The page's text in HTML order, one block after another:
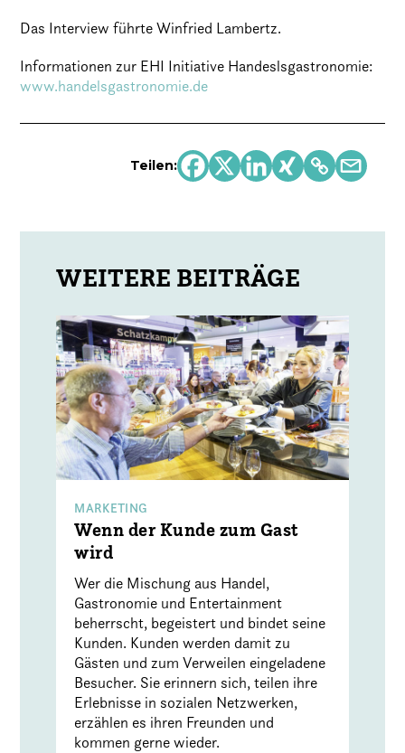
Das Interview führte Winfried Lambertz.
Informationen zur EHI Initiative Handeslsgastronomie:
www.handelsgastronomie.de
Teilen:
MARKETING
Wenn der Kunde zum Gast
wird
Wer die Mischung aus Handel,
Gastronomie und Entertainment
beherrscht, begeistert und bindet seine
Kunden. Kunden werden damit zu
Gästen und zum Verweilen eingeladene
Besucher. Sie erinnern sich, teilen ihre
Erlebnisse in sozialen Netzwerken,
erzählen es ihren Freunden und
kommen gerne wieder.